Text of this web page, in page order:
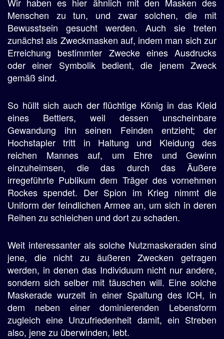
Menschen zu tun, und zwar solchen, die mit
Bewusstsein gesucht werden. Auch sie treten
zunächst als Zweckmasken auf, indem man sich zur
Erreichung bestimmter Zwecke eines Ausdrucks
oder einer Symbolik bedient, die jenem Zweck
gemäß sind.
So hüllt sich auch der flüchtige König in das Kleid
eines Bettlers, weil dessen unscheinbare
Gewandung ihn seinen Feinden entzieht; der
Hochstapler tritt in Haltung und Kleidung des
reichen Mannes auf, um Ehre und Gewinn
einzuheimsen, die das durch das Äußere
irregeführte Publikum dem Träger des vornehmen
Rockes spendet. Der Spion im Krieg nimmt die
Uniform der feindlichen Armee an, um sich in deren
Reihen zu schleichen und dort zu schaden.
Weit interessanter als solche Nutzmaskeraden sind
jene, die nicht zu äußeren Zwecken getragen
werden, in denen das Individuum nicht nur andere,
sondern sich selber mit täuschen will. Eine solche
Maskerade wurzelt in einer Spaltung des ICH, in
dem neben einer dominierenden Lebensform
zugleich eine Unzufriedenheit damit, ein Streben
also, jene zu überwinden, lebt.